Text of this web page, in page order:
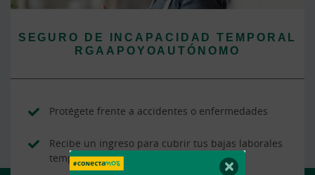
SEGURO DE INCAPACIDAD TEMPORAL
RGAAPOYOAUTÓNOMO
Protégete frente a accidentes o enfermedades
Recibe un ingreso para cubrir tus bajas laborales
temporales
×